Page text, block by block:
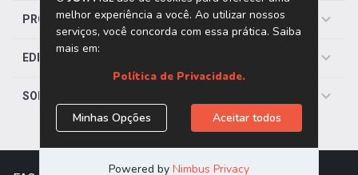
PRO SAÚDE
EDITORIAS
SOBRE O JOTA